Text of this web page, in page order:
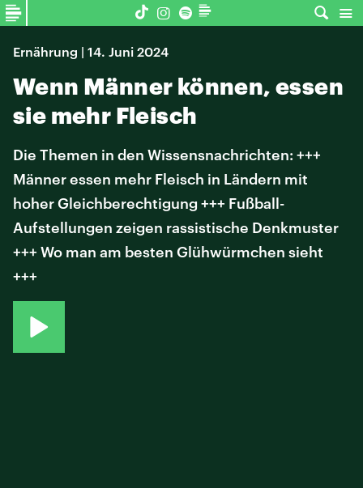
Ernährung | 14. Juni 2024
Wenn Männer können, essen
sie mehr Fleisch
Die Themen in den Wissensnachrichten: +++
Männer essen mehr Fleisch in Ländern mit
hoher Gleichberechtigung +++ Fußball-
Aufstellungen zeigen rassistische Denkmuster
+++ Wo man am besten Glühwürmchen sieht
+++